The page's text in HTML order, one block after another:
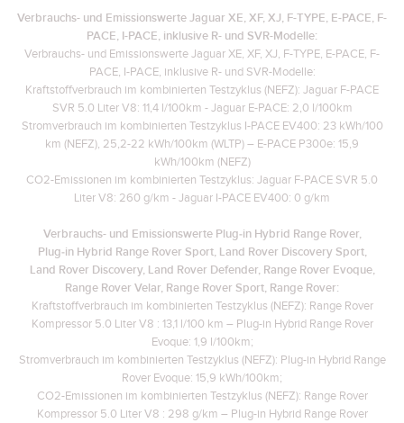
Verbrauchs- und Emissionswerte Jaguar XE, XF, XJ, F-TYPE, E-PACE, F-
PACE, I-PACE, inklusive R- und SVR-Modelle:
Verbrauchs- und Emissionswerte Jaguar XE, XF, XJ, F-TYPE, E-PACE, F-
PACE, I-PACE, inklusive R- und SVR-Modelle:
Kraftstoffverbrauch im kombinierten Testzyklus (NEFZ): Jaguar F-PACE
SVR 5.0 Liter V8: 11,4 l/100km - Jaguar E-PACE: 2,0 l/100km
Stromverbrauch im kombinierten Testzyklus I-PACE EV400: 23 kWh/100
km (NEFZ), 25,2-22 kWh/100km (WLTP) – E-PACE P300e: 15,9
kWh/100km (NEFZ)
CO2-Emissionen im kombinierten Testzyklus: Jaguar F-PACE SVR 5.0
Liter V8: 260 g/km - Jaguar I-PACE EV400: 0 g/km
Verbrauchs- und Emissionswerte Plug‑in Hybrid Range Rover,
Plug‑in Hybrid Range Rover Sport, Land Rover Discovery Sport,
Land Rover Discovery, Land Rover Defender, Range Rover Evoque,
Range Rover Velar, Range Rover Sport, Range Rover:
Kraftstoffverbrauch im kombinierten Testzyklus (NEFZ): Range Rover
Kompressor 5.0 Liter V8 : 13,1 l/100 km – Plug-in Hybrid Range Rover
Evoque: 1,9 l/100km;
Stromverbrauch im kombinierten Testzyklus (NEFZ): Plug-in Hybrid Range
Rover Evoque: 15,9 kWh/100km;
CO2-Emissionen im kombinierten Testzyklus (NEFZ): Range Rover
Kompressor 5.0 Liter V8 : 298 g/km – Plug-in Hybrid Range Rover